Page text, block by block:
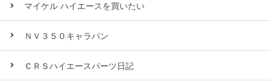
マイケル ハイエースを買いたい
ＮＶ３５０キャラバン
ＣＲＳハイエースパーツ日記